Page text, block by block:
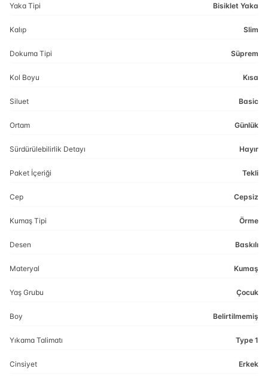
Yaka Tipi Bisiklet Yaka
Kalıp Slim
Dokuma Tipi Süprem
Kol Boyu Kısa
Siluet Basic
Ortam Günlük
Sürdürülebilirlik Detayı Hayır
Paket İçeriği Tekli
Cep Cepsiz
Kumaş Tipi Örme
Desen Baskılı
Materyal Kumaş
Yaş Grubu Çocuk
Boy Belirtilmemiş
Yıkama Talimatı Type 1
Cinsiyet Erkek